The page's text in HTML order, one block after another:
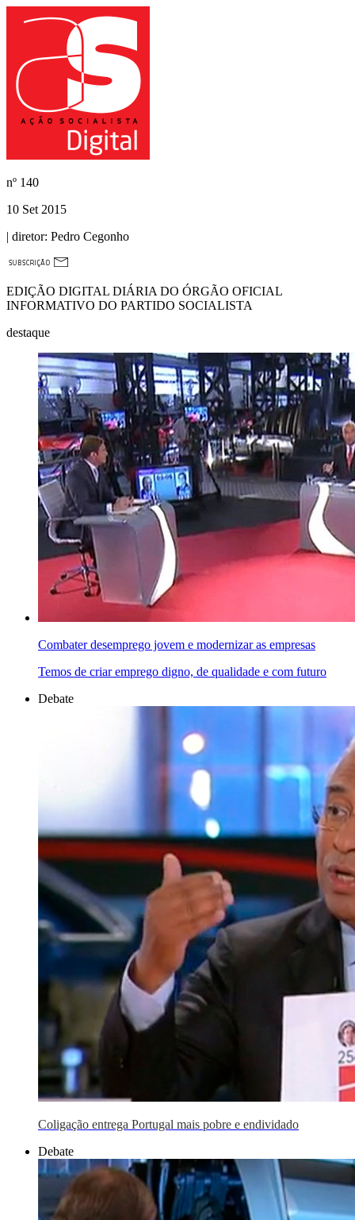
nº 140
10 Set 2015
| diretor: Pedro Cegonho
EDIÇÃO DIGITAL DIÁRIA DO ÓRGÃO OFICIAL
INFORMATIVO DO PARTIDO SOCIALISTA
destaque
Combater desemprego jovem e modernizar as empresas
Temos de criar emprego digno, de qualidade e com futuro
Debate
Coligação entrega Portugal mais pobre e endividado
Debate